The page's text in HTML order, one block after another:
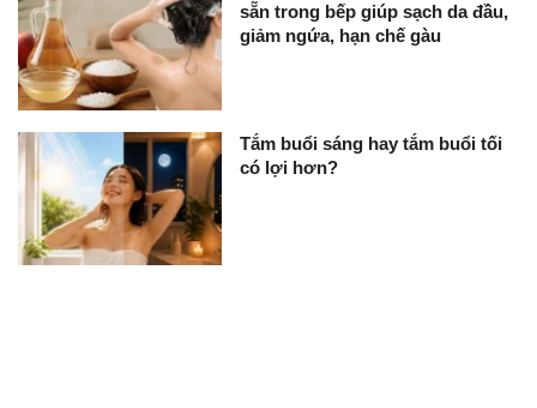
sẵn trong bếp giúp sạch da đầu,
giảm ngứa, hạn chế gàu
Tắm buổi sáng hay tắm buổi tối
có lợi hơn?